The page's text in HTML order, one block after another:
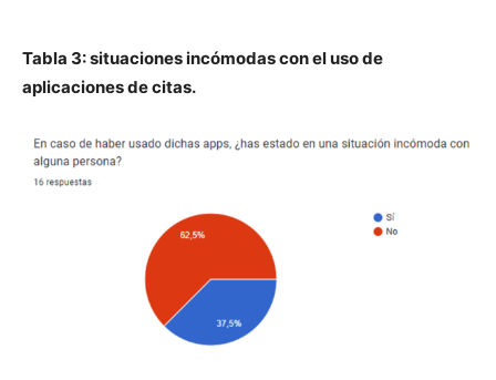
Tabla 3: situaciones incómodas con el uso de
aplicaciones de citas.